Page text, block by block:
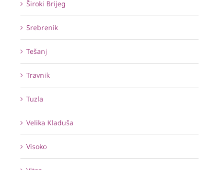
Široki Brijeg
Srebrenik
Tešanj
Travnik
Tuzla
Velika Kladuša
Visoko